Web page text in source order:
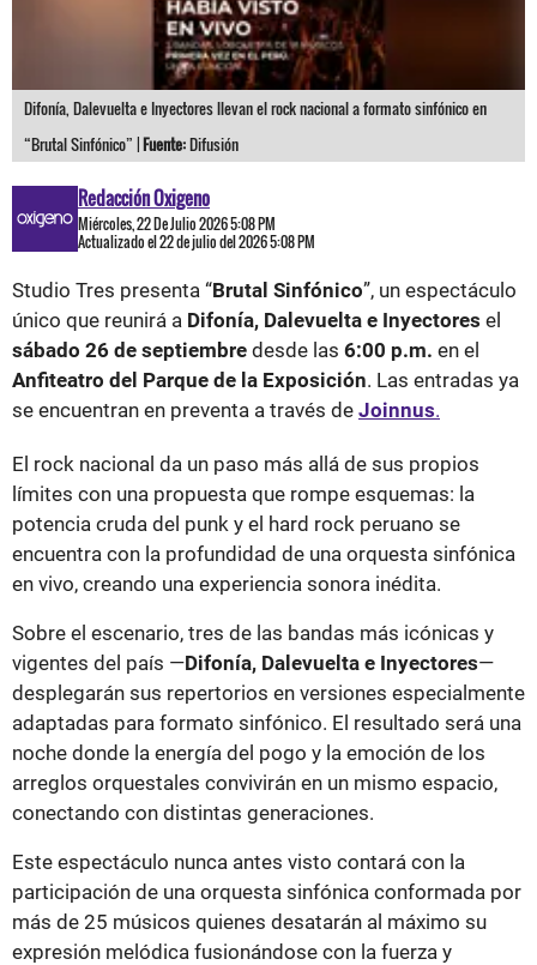
Difonía, Dalevuelta e Inyectores llevan el rock nacional a formato sinfónico en
“Brutal Sinfónico” |Fuente:Difusión
Redacción Oxigeno
Miércoles, 22 De Julio 2026 5:08 PM
Actualizado el 22 de julio del 2026 5:08 PM
Studio Tres presenta “Brutal Sinfónico”, un espectáculo
único que reunirá a Difonía, Dalevuelta e Inyectores el
sábado 26 de septiembre desde las 6:00 p.m. en el
Anfiteatro del Parque de la Exposición. Las entradas ya
se encuentran en preventa a través de Joinnus.
El rock nacional da un paso más allá de sus propios
límites con una propuesta que rompe esquemas: la
potencia cruda del punk y el hard rock peruano se
encuentra con la profundidad de una orquesta sinfónica
en vivo, creando una experiencia sonora inédita.
Sobre el escenario, tres de las bandas más icónicas y
vigentes del país —Difonía, Dalevuelta e Inyectores—
desplegarán sus repertorios en versiones especialmente
adaptadas para formato sinfónico. El resultado será una
noche donde la energía del pogo y la emoción de los
arreglos orquestales convivirán en un mismo espacio,
conectando con distintas generaciones.
Este espectáculo nunca antes visto contará con la
participación de una orquesta sinfónica conformada por
más de 25 músicos quienes desatarán al máximo su
expresión melódica fusionándose con la fuerza y